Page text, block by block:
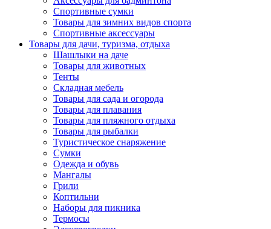
Спортивные сумки
Товары для зимних видов спорта
Спортивные аксессуары
Товары для дачи, туризма, отдыха
Шашлыки на даче
Товары для животных
Тенты
Складная мебель
Товары для сада и огорода
Товары для плавания
Товары для пляжного отдыха
Товары для рыбалки
Туристическое снаряжение
Сумки
Одежда и обувь
Мангалы
Грили
Коптильни
Наборы для пикника
Термосы